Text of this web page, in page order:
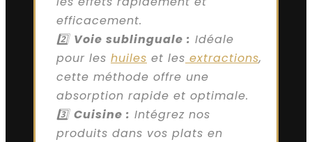
efficacement.
2️⃣ Voie sublinguale : Idéale
pour les huiles et les extractions,
cette méthode offre une
absorption rapide et optimale.
3️⃣ Cuisine : Intégrez nos
produits dans vos plats en